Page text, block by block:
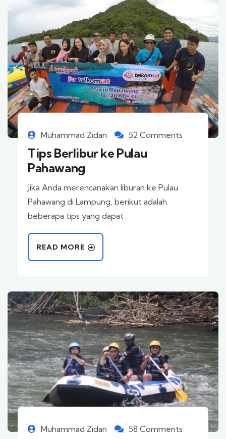
Muhammad Zidan 52 Comments
Tips Berlibur ke Pulau
Pahawang
Jika Anda merencanakan liburan ke Pulau
Pahawang di Lampung, berikut adalah
beberapa tips yang dapat
READ MORE
Muhammad Zidan 58 Comments